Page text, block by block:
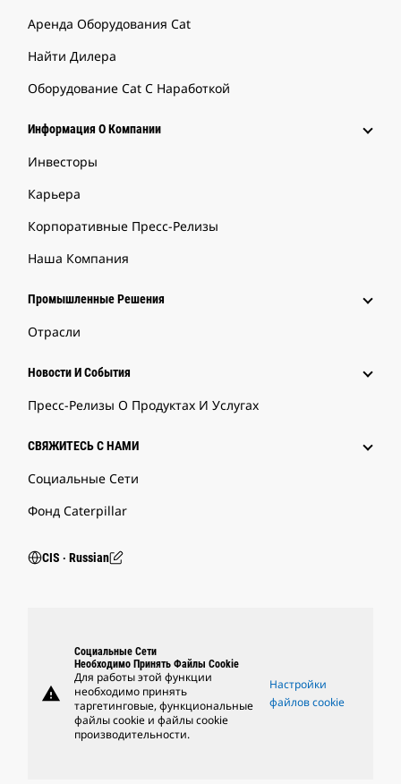
Аренда Оборудования Cat
Найти Дилера
Оборудование Cat С Наработкой
Информация О Компании
Инвесторы
Карьера
Корпоративные Пресс-Релизы
Наша Компания
Промышленные Решения
Отрасли
Новости И События
Пресс-Релизы О Продуктах И Услугах
СВЯЖИТЕСЬ С НАМИ
Социальные Сети
Фонд Caterpillar
CIS ‧ Russian
warning
Социальные Сети
Необходимо Принять Файлы Cookie
Для работы этой функции
необходимо принять
таргетинговые, функциональные
файлы cookie и файлы cookie
производительности.
Настройки
файлов cookie